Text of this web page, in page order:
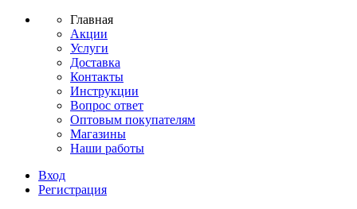
Главная
Акции
Услуги
Доставка
Контакты
Инструкции
Вопрос ответ
Оптовым покупателям
Магазины
Наши работы
Вход
Регистрация